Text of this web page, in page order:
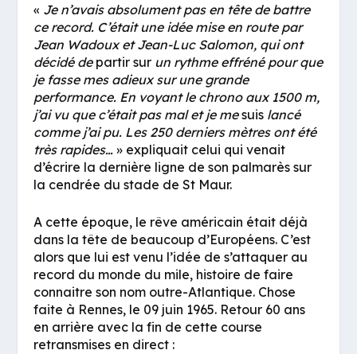
« Je n’avais absolument pas en tête de battre
ce record. C’était une idée mise en route par
Jean Wadoux et Jean-Luc Salomon, qui ont
décidé de partir sur un rythme effréné pour que
je fasse mes adieux sur une grande
performance. En voyant le chrono aux 1500 m,
j’ai vu que c’était pas mal et je mesuis lancé
comme j’ai pu. Les 250 derniers mètres ont été
très rapides… » expliquait celui qui venait
d’écrire la dernière ligne de son palmarès sur
la cendrée du stade de St Maur.
A cette époque, le rêve américain était déjà
dans la tête de beaucoup d’Européens. C’est
alors que lui est venu l’idée de s’attaquer au
record du monde du mile, histoire de faire
connaitre son nom outre-Atlantique. Chose
faite à Rennes, le 09 juin 1965. Retour 60 ans
en arrière avec la fin de cette course
retransmises en direct :